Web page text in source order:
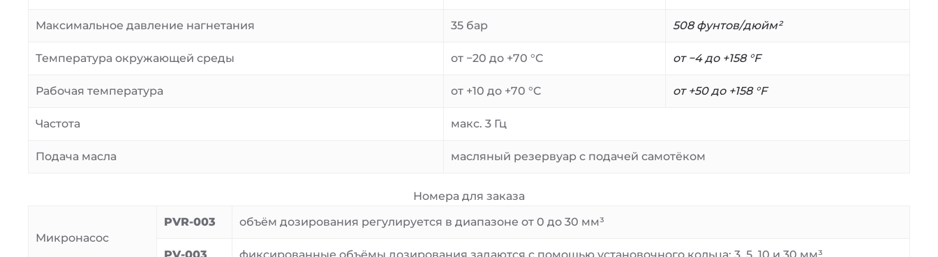
Максимальное давление нагнетания 35 бар 508 фунтов/дюйм²
Температура окружающей среды от −20 до +70 °C от −4 до +158 °F
Рабочая температура от +10 до +70 °C от +50 до +158 °F
Частота макс. 3 Гц
Подача масла масляный резервуар с подачей самотёком
Номера для заказа
Микронасос
PVR-003 объём дозирования регулируется в диапазоне от 0 до 30 мм³
PV-003 фиксированные объёмы дозирования задаются с помощью установочного кольца: 3, 5, 10 и 30 мм³